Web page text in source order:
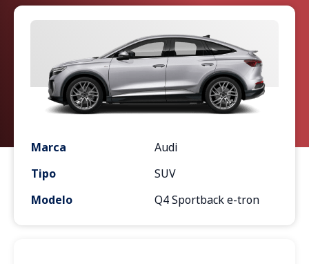
Marca
Audi
Tipo
SUV
Modelo
Q4 Sportback e-tron